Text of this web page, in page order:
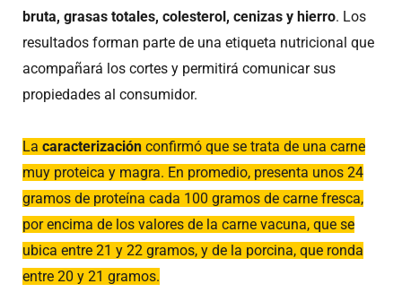
bruta, grasas totales, colesterol, cenizas y hierro. Los
resultados forman parte de una etiqueta nutricional que
acompañará los cortes y permitirá comunicar sus
propiedades al consumidor.
La caracterización confirmó que se trata de una carne
muy proteica y magra. En promedio, presenta unos 24
gramos de proteína cada 100 gramos de carne fresca,
por encima de los valores de la carne vacuna, que se
ubica entre 21 y 22 gramos, y de la porcina, que ronda
entre 20 y 21 gramos.